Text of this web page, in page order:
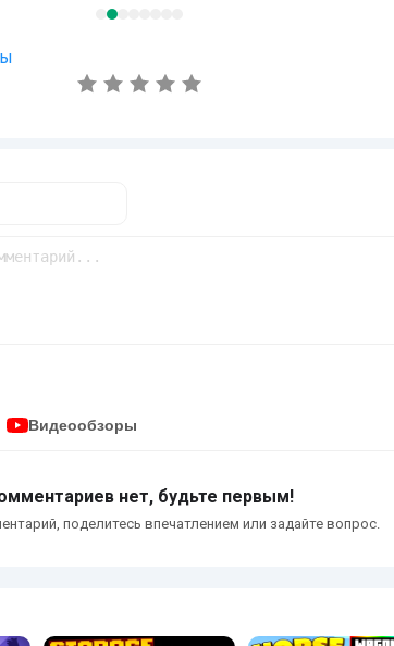
Видеообзоры
нет, будьте первым!
поделитесь впечатлением или задайте вопрос.